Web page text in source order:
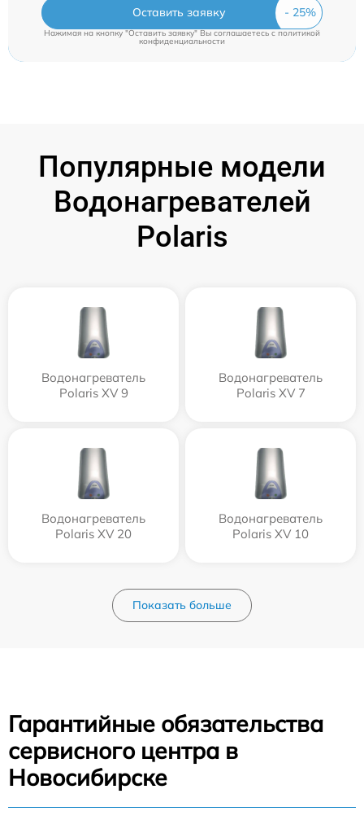
Оставить заявку
Нажимая на кнопку "Оставить заявку" Вы соглашаетесь cполитикой
конфиденциальности
Популярные модели
Водонагревателей
Polaris
Водонагреватель
Polaris XV 9
Водонагреватель
Polaris XV 7
Водонагреватель
Polaris XV 20
Водонагреватель
Polaris XV 10
Показать больше
Гарантийные обязательства
сервисного центра в
Новосибирске